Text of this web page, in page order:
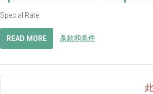
Special Rate
READ MORE 条款和条件